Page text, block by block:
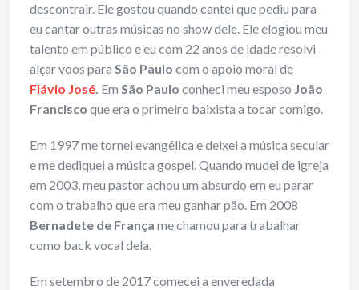
descontrair. Ele gostou quando cantei que pediu para
eu cantar outras músicas no show dele. Ele elogiou meu
talento em público e eu com 22 anos de idade resolvi
alçar voos para São Paulo com o apoio moral de
Flávio José. Em São Paulo conheci meu esposo João
Francisco que era o primeiro baixista a tocar comigo.
Em 1997 me tornei evangélica e deixei a música secular
e me dediquei a música gospel. Quando mudei de igreja
em 2003, meu pastor achou um absurdo em eu parar
com o trabalho que era meu ganhar pão. Em 2008
Bernadete de França me chamou para trabalhar
como back vocal dela.
Em setembro de 2017 comecei a enveredada